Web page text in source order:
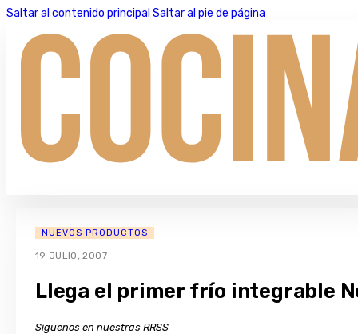
Saltar al contenido principal Saltar al pie de página
NUEVOS PRODUCTOS
19 JULIO, 2007
Llega el primer frío integrable
Síguenos en nuestras RRSS